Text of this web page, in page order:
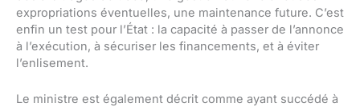
expropriations éventuelles, une maintenance future. C’est
enfin un test pour l’État : la capacité à passer de l’annonce
à l’exécution, à sécuriser les financements, et à éviter
l’enlisement.
Le ministre est également décrit comme ayant succédé à